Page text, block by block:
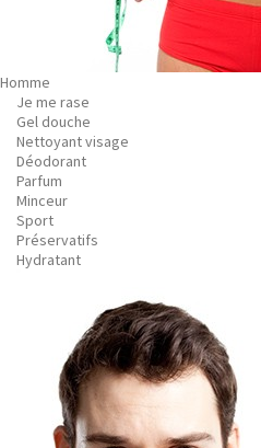
Homme
Je me rase
Gel douche
Nettoyant visage
Déodorant
Parfum
Minceur
Sport
Préservatifs
Hydratant